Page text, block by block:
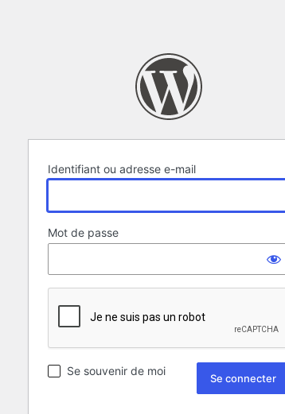
Identifiant ou adresse e-mail
Mot de passe
Se souvenir de moi